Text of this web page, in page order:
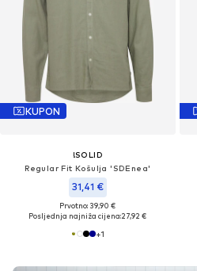
KUPON
!SOLID
Regular Fit Košulja 'SDEnea'
31,41 €
Prvotno: 39,90 €
Posljednja najniža cijena:27,92 €
+1